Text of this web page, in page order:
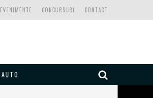
CONTACT
CONCURSURI
EVENIMENTE
AUTO